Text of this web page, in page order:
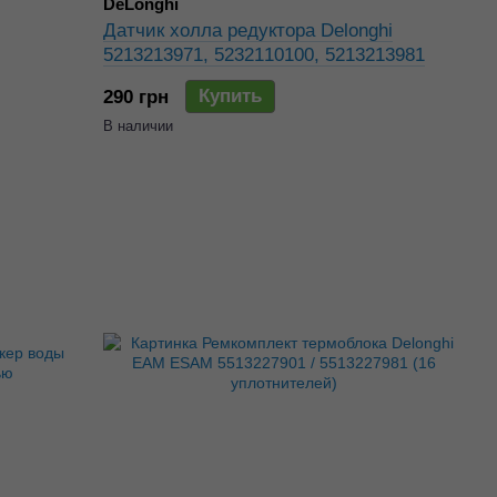
DeLonghi
Датчик холла редуктора Delonghi
5213213971, 5232110100, 5213213981
290 грн
Купить
В наличии